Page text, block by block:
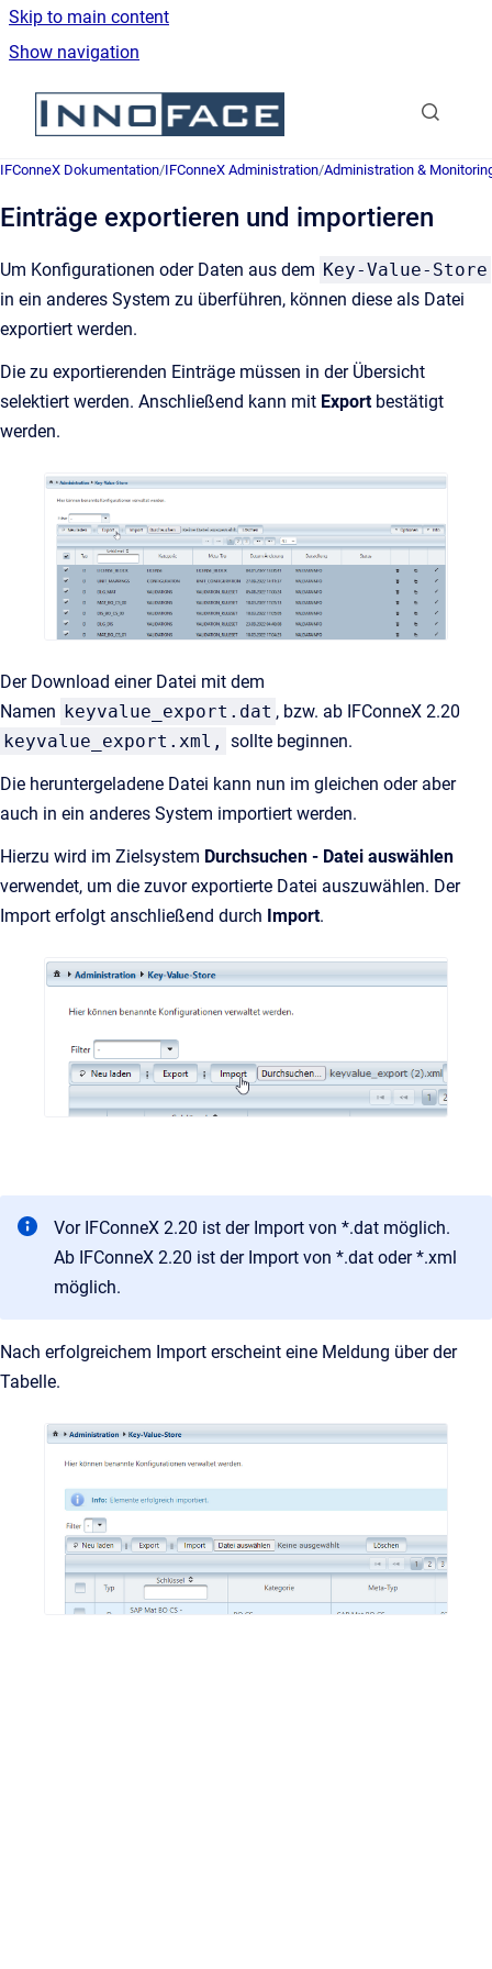
Skip to main content
Show navigation
Go to homepage
IFConneX Dokumentation/IFConneX Administration/Administration &
Einträge exportieren und importieren
Um Konfigurationen oder Daten aus dem Key-Value-Store
in ein anderes System zu überführen, können diese als Datei
exportiert werden.
Die zu exportierenden Einträge müssen in der Übersicht
selektiert werden. Anschließend kann mit Exportbestätigt
werden.
Der Download einer Datei mit dem
Namen keyvalue_export.dat , bzw. ab IFConneX 2.20
keyvalue_export.xml, sollte beginnen.
Die heruntergeladene Datei kann nun im gleichen oder aber
auch in ein anderes System importiert werden.
Hierzu wird im Zielsystem Durchsuchen - Datei auswählen
verwendet, um die zuvor exportierte Datei auszuwählen. Der
Import erfolgt anschließend durch Import.
Vor IFConneX 2.20 ist der Import von *.dat möglich.
Ab IFConneX 2.20 ist der Import von *.dat oder *.xml
möglich.
Nach erfolgreichem Import erscheint eine Meldung über der
Tabelle.